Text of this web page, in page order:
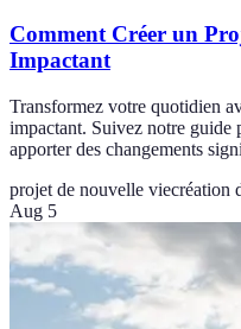
Comment Créer un
Impactant
Transformez votre quotidien
impactant. Suivez notre guide
apporter des changements
projet de nouvelle viecréation
Aug 5